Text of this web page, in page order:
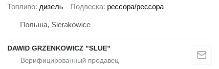
Топливо дизель Подвеска рессора/рессора
Польша, Sierakowice
DAWID GRZENKOWICZ "SLUE"